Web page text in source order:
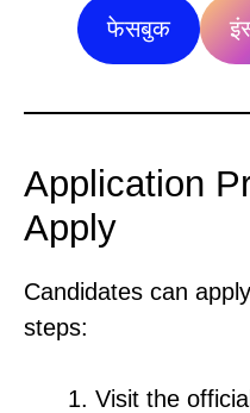
फेसबुक
Application
Apply
Candidates can
steps:
Visit the